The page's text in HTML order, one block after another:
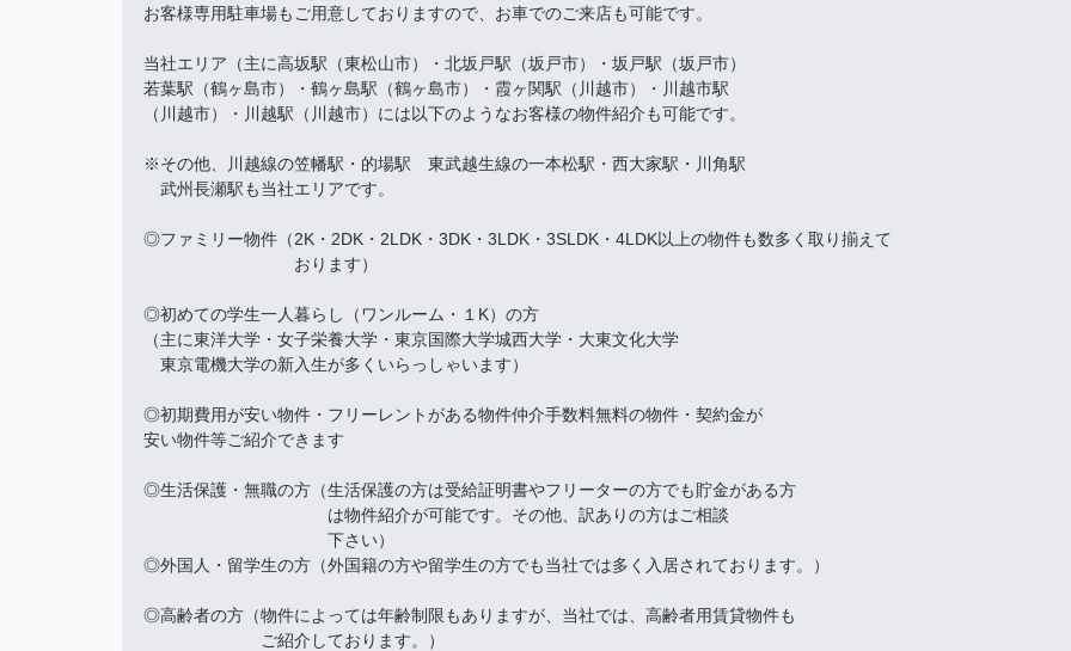
お客様専用駐車場もご用意しておりますので、お車でのご来店も可能です。
当社エリア（主に高坂駅（東松山市）・北坂戸駅（坂戸市）・坂戸駅（坂戸市）
若葉駅（鶴ヶ島市）・鶴ヶ島駅（鶴ヶ島市）・霞ヶ関駅（川越市）・川越市駅
（川越市）・川越駅（川越市）には以下のようなお客様の物件紹介も可能です。
※その他、川越線の笠幡駅・的場駅 東武越生線の一本松駅・西大家駅・川角駅
武州長瀬駅も当社エリアです。
◎ファミリー物件（2K・2DK・2LDK・3DK・3LDK・3SLDK・4LDK以上の物件も数多く取り揃えて
おります）
◎初めての学生一人暮らし（ワンルーム・１K）の方
（主に東洋大学・女子栄養大学・東京国際大学城西大学・大東文化大学
東京電機大学の新入生が多くいらっしゃいます）
◎初期費用が安い物件・フリーレントがある物件仲介手数料無料の物件・契約金が
安い物件等ご紹介できます
◎生活保護・無職の方（生活保護の方は受給証明書やフリーターの方でも貯金がある方
は物件紹介が可能です。その他、訳ありの方はご相談
下さい）
◎外国人・留学生の方（外国籍の方や留学生の方でも当社では多く入居されております。）
◎高齢者の方（物件によっては年齢制限もありますが、当社では、高齢者用賃貸物件も
ご紹介しております。）